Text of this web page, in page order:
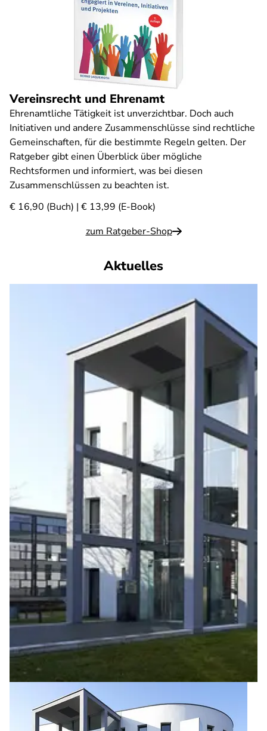
Vereinsrecht und Ehrenamt
Ehrenamtliche Tätigkeit ist unverzichtbar. Doch auch
Initiativen und andere Zusammenschlüsse sind rechtliche
Gemeinschaften, für die bestimmte Regeln gelten. Der
Ratgeber gibt einen Überblick über mögliche
Rechtsformen und informiert, was bei diesen
Zusammenschlüssen zu beachten ist.
€ 16,90 (Buch) | € 13,99 (E-Book)
zum Ratgeber-Shop
Aktuelles